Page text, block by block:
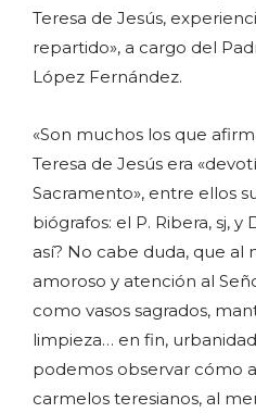
Teresa de Jesús,
repartido», a cargo del
López Fernández.
«Son muchos los que
Teresa de Jesús era
Sacramento», entre ellos
biógrafos: el P. Ribera, sj, y
así? No cabe duda, que al
amoroso y atención al
como vasos sagrados,
limpieza… en fin,
podemos observar cómo
carmelos teresianos, al